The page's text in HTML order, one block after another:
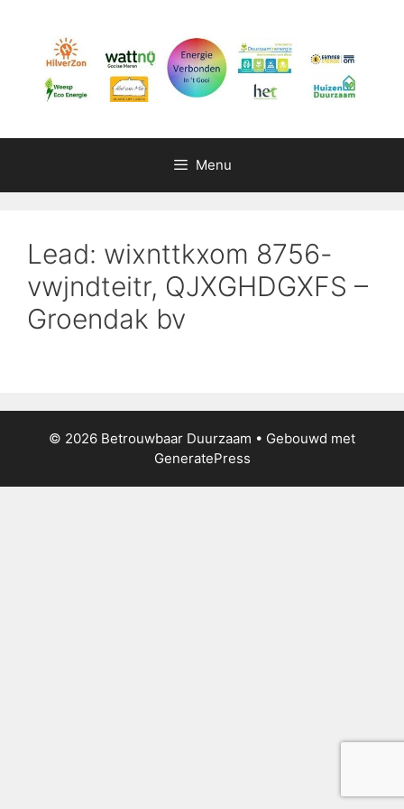
inhoud
Menu
Lead: wixnttkxom 8756-
vwjndteitr, QJXGHDGXFS –
Groendak bv
© 2026 Betrouwbaar Duurzaam • Gebouwd met
GeneratePress